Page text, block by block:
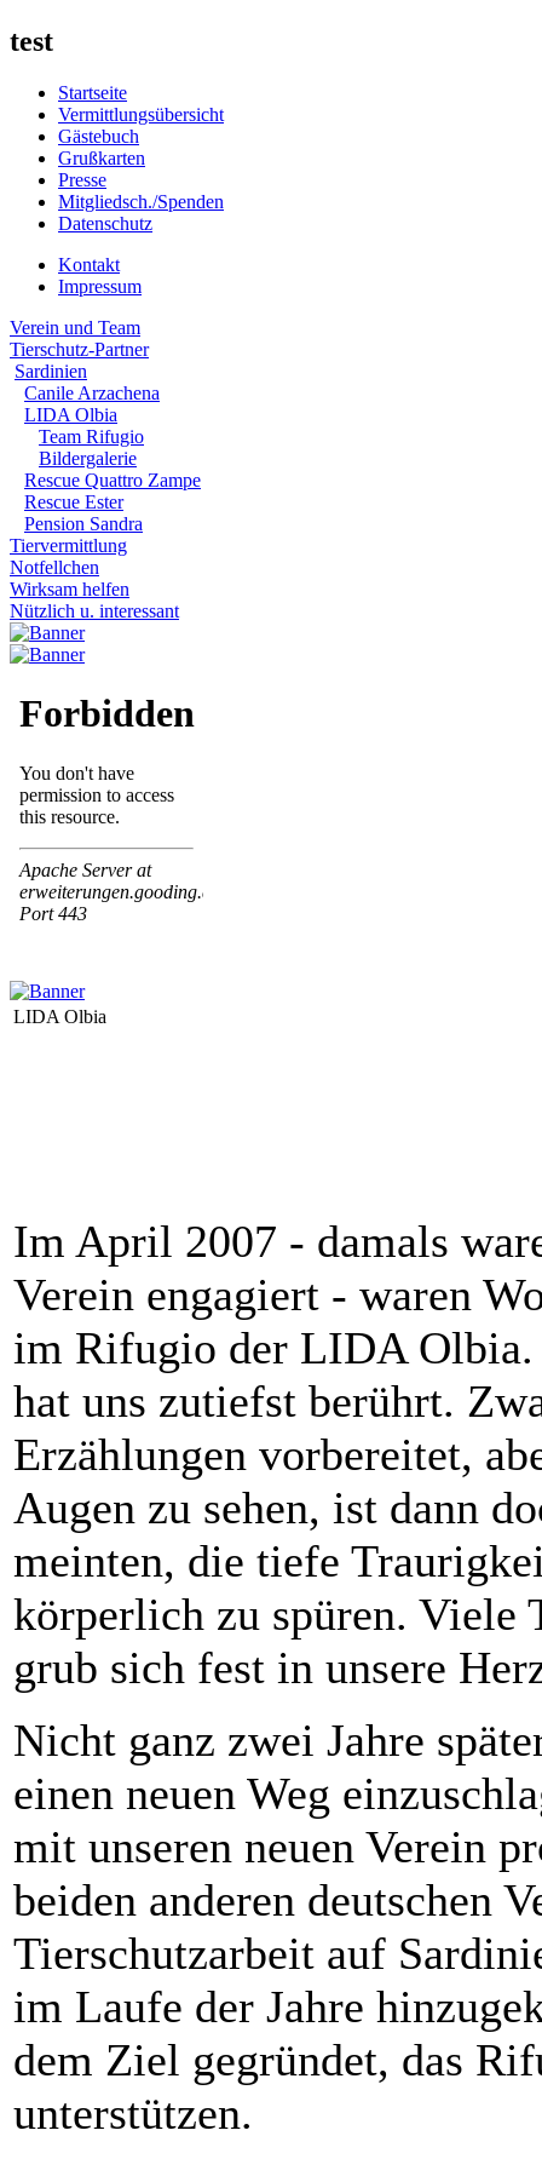
test
Startseite
Vermittlungsübersicht
Gästebuch
Grußkarten
Presse
Mitgliedsch./Spenden
Datenschutz
Kontakt
Impressum
Verein und Team
Tierschutz-Partner
Sardinien
Canile Arzachena
LIDA Olbia
Team Rifugio
Bildergalerie
Rescue Quattro Zampe
Rescue Ester
Pension Sandra
Tiervermittlung
Notfellchen
Wirksam helfen
Nützlich u. interessant
LIDA Olbia
Im April 2007 - damals
Verein engagiert - waren
im Rifugio der LIDA Olbia.
hat uns zutiefst berührt.
Erzählungen vorbereitet,
Augen zu sehen, ist dann
meinten, die tiefe
körperlich zu spüren. Viele
grub sich fest in unsere
Nicht ganz zwei Jahre
einen neuen Weg
mit unseren neuen Verein
beiden anderen deutschen
Tierschutzarbeit auf
im Laufe der Jahre
dem Ziel gegründet, das
unterstützen.